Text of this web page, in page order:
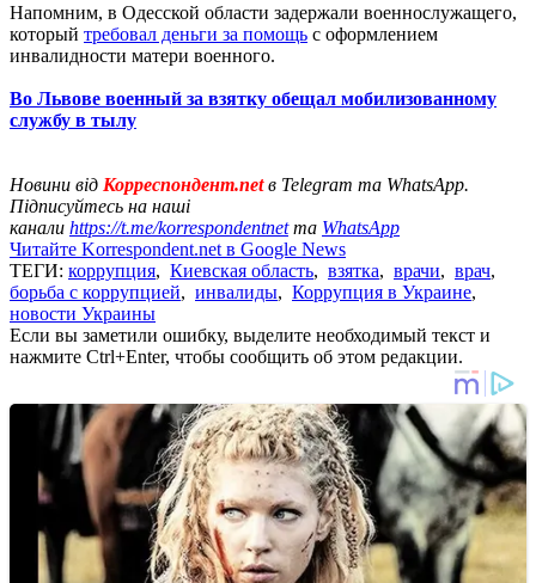
Напомним, в Одесской области задержали военнослужащего,
который требовал деньги за помощь с оформлением
инвалидности матери военного.
Во Львове военный за взятку обещал мобилизованному
службу в тылу
Новини від Корреспондент.netв Telegram та WhatsApp.
Підписуйтесь на наші
канали https://t.me/korrespondentnetта WhatsApp
Читайте Korrespondent.net в Google News
ТЕГИ: коррупция, Киевская область, взятка, врачи, врач,
борьба с коррупцией, инвалиды, Коррупция в Украине,
новости Украины
Если вы заметили ошибку, выделите необходимый текст и
нажмите Ctrl+Enter, чтобы сообщить об этом редакции.